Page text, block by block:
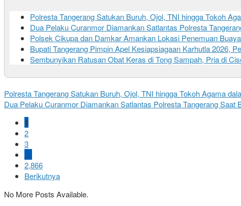
Polresta Tangerang Satukan Buruh, Ojol, TNI hingga Tokoh
Dua Pelaku Curanmor Diamankan Satlantas Polresta
Polsek Cikupa dan Damkar Amankan Lokasi Penemuan
Bupati Tangerang Pimpin Apel Kesiapsiagaan Karhutla 2026,
Sembunyikan Ratusan Obat Keras di Tong Sampah, Pria di
Polresta Tangerang Satukan Buruh, Ojol, TNI hingga Tokoh Agama
Dua Pelaku Curanmor Diamankan Satlantas Polresta Tangerang Saat
1
2
3
…
2,866
Berikutnya
No More Posts Available.